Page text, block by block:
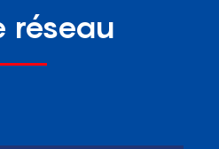
réseau